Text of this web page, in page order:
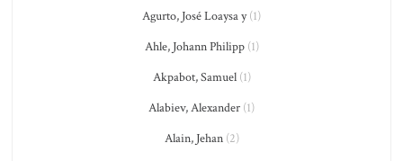
Agurto, José Loaysa y(1)
Ahle, Johann Philipp(1)
Akpabot, Samuel(1)
Alabiev, Alexander (1)
Alain, Jehan(2)